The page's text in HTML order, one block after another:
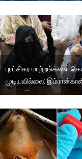
புரட்சிகர மாற்றங்களை
முடியவில்லை: